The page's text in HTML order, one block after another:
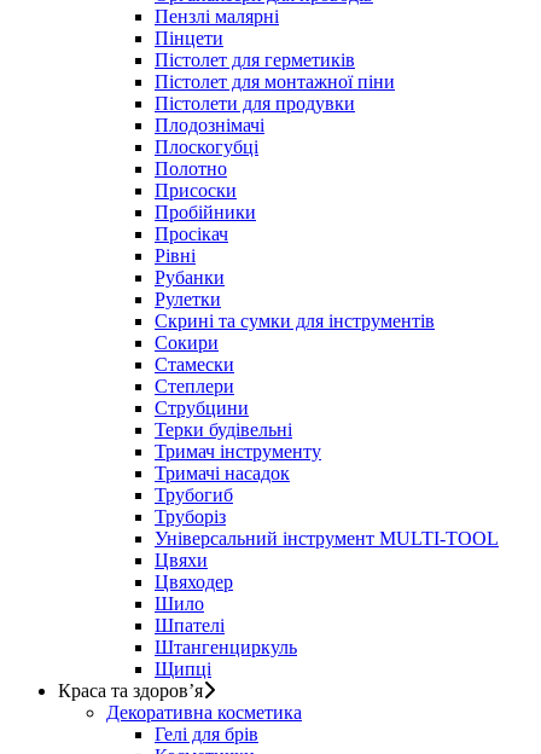
Пензлі малярні
Пінцети
Пістолет для герметиків
Пістолет для монтажної піни
Пістолети для продувки
Плодознімачі
Плоскогубці
Полотно
Присоски
Пробійники
Просікач
Рівні
Рубанки
Рулетки
Скрині та сумки для інструментів
Сокири
Стамески
Степлери
Струбцини
Терки будівельні
Тримач інструменту
Тримачі насадок
Трубогиб
Труборіз
Універсальний інструмент MULTI-TOOL
Цвяхи
Цвяходер
Шило
Шпателі
Штангенциркуль
Щипці
Краса та здоров’я
Декоративна косметика
Гелі для брів